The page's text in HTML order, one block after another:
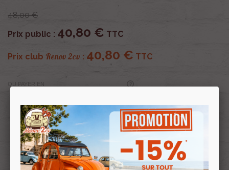
48,00 €
Prix public : 40,80 € TTC
Prix club Renov 2cv : 40,80 € TTC
OU PAYER EN
Profitez de prix remisés
avec la Carte clubRenov 2cv
Souscrire
au clubRenov 2cv